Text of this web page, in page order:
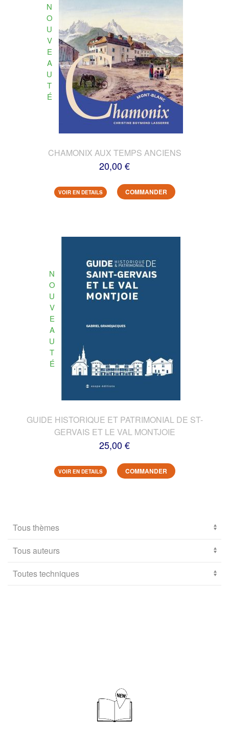
N
O
U
V
E
A
U
T
É
CHAMONIX AUX TEMPS ANCIENS
20,00 €
VOIR EN DETAILS COMMANDER
N
O
U
V
E
A
U
T
É
GUIDE HISTORIQUE ET PATRIMONIAL DE ST-
GERVAIS ET LE VAL MONTJOIE
25,00 €
VOIR EN DETAILS COMMANDER